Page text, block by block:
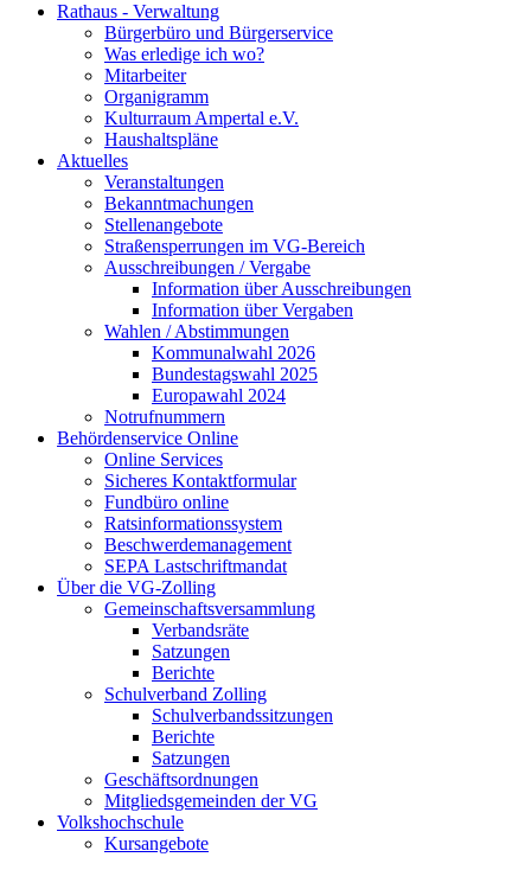
Rathaus - Verwaltung
Bürgerbüro und Bürgerservice
Was erledige ich wo?
Mitarbeiter
Organigramm
Kulturraum Ampertal e.V.
Haushaltspläne
Aktuelles
Veranstaltungen
Bekanntmachungen
Stellenangebote
Straßensperrungen im VG-Bereich
Ausschreibungen / Vergabe
Information über Ausschreibungen
Information über Vergaben
Wahlen / Abstimmungen
Kommunalwahl 2026
Bundestagswahl 2025
Europawahl 2024
Notrufnummern
Behördenservice Online
Online Services
Sicheres Kontaktformular
Fundbüro online
Ratsinformationssystem
Beschwerdemanagement
SEPA Lastschriftmandat
Über die VG-Zolling
Gemeinschaftsversammlung
Verbandsräte
Satzungen
Berichte
Schulverband Zolling
Schulverbandssitzungen
Berichte
Satzungen
Geschäftsordnungen
Mitgliedsgemeinden der VG
Volkshochschule
Kursangebote